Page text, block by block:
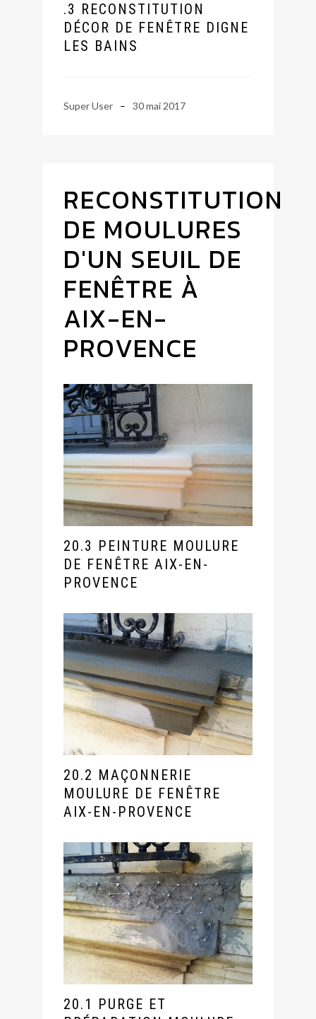
.3 RECONSTITUTION
DÉCOR DE FENÊTRE DIGNE
LES BAINS
Super User 30 mai 2017
RECONSTITUTION
DE MOULURES
D'UN SEUIL DE
FENÊTRE À
AIX-EN-
PROVENCE
20.3 PEINTURE MOULURE
DE FENÊTRE AIX-EN-
PROVENCE
20.2 MAÇONNERIE
MOULURE DE FENÊTRE
AIX-EN-PROVENCE
20.1 PURGE ET